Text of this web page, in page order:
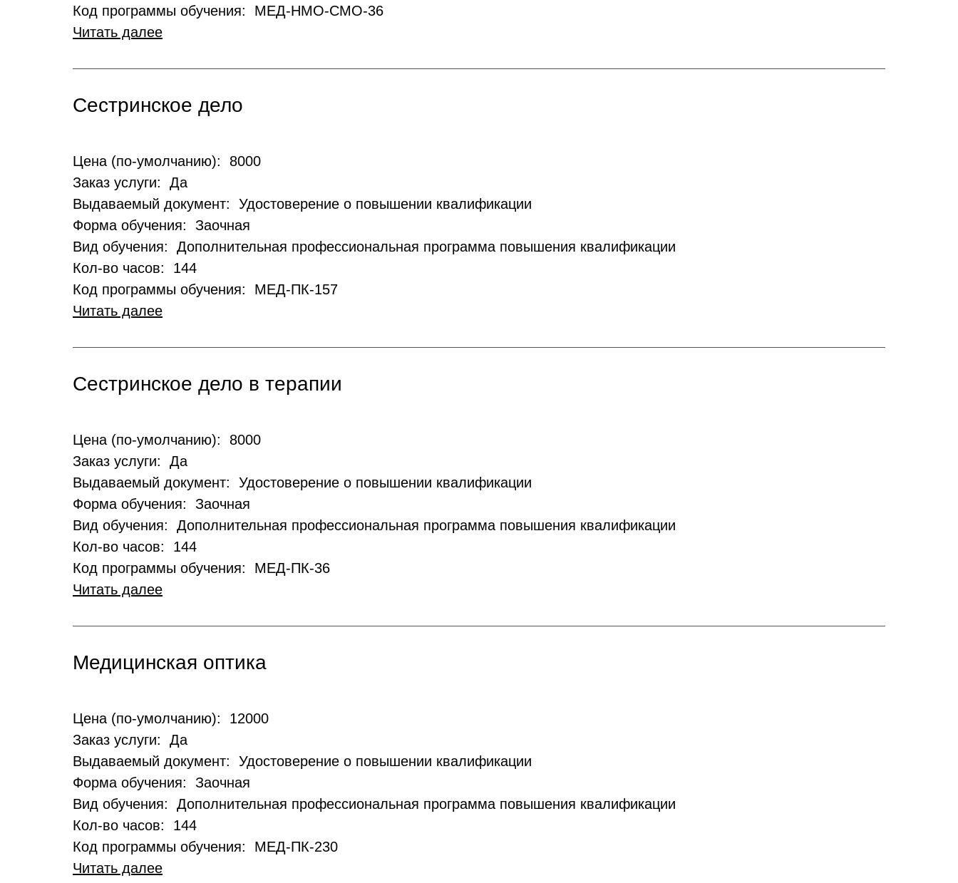
Код программы обучения: МЕД-НМО-СМО-36
Читать далее
Сестринское дело
Цена (по-умолчанию): 8000
Заказ услуги: Да
Выдаваемый документ: Удостоверение о повышении квалификации
Форма обучения: Заочная
Вид обучения: Дополнительная профессиональная программа повышения квалификации
Кол-во часов: 144
Код программы обучения: МЕД-ПК-157
Читать далее
Сестринское дело в терапии
Цена (по-умолчанию): 8000
Заказ услуги: Да
Выдаваемый документ: Удостоверение о повышении квалификации
Форма обучения: Заочная
Вид обучения: Дополнительная профессиональная программа повышения квалификации
Кол-во часов: 144
Код программы обучения: МЕД-ПК-36
Читать далее
Медицинская оптика
Цена (по-умолчанию): 12000
Заказ услуги: Да
Выдаваемый документ: Удостоверение о повышении квалификации
Форма обучения: Заочная
Вид обучения: Дополнительная профессиональная программа повышения квалификации
Кол-во часов: 144
Код программы обучения: МЕД-ПК-230
Читать далее